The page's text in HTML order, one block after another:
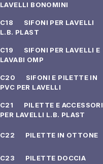
LAVELLI BONOMINI
C18 SIFONI PER LAVELLI
L.B. PLAST
C19 SIFONI PER LAVELLI E
LAVABI OMP
C20 SIFONI E PILETTE IN
PVC PER LAVELLI
C21 PILETTE E ACCESSORI
PER LAVELLI L.B. PLAST
C22 PILETTE IN OTTONE
C23 PILETTE DOCCIA